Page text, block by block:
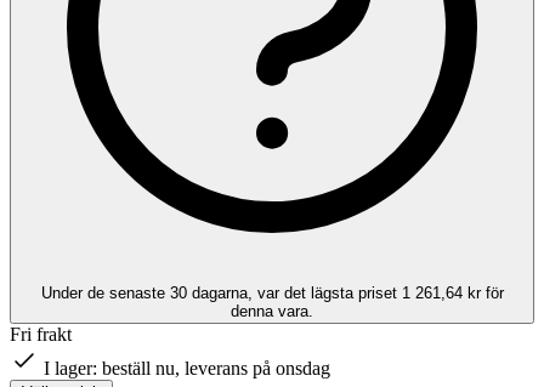
Under de senaste 30 dagarna, var det lägsta priset 1 261,64 kr för
denna vara.
Fri frakt
I lager: beställ nu, leverans på onsdag